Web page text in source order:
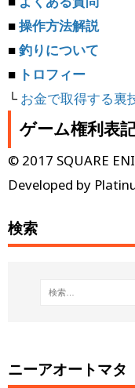
■操作方法解説
■釣りについて
■ トロフィー
└お金で取得する裏
ゲーム権利表
© 2017 SQUARE
Developed by
検索
ニーアオートマタ